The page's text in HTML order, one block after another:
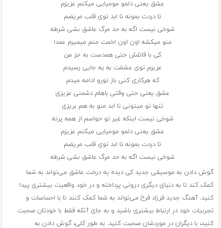
عشق یعنی دلمو مومیایی میکنم عزیزم
تا دردت بمونه تا ابد توی قلب مریضم
شوخی نیست اگه به حد مرگ عاشق بشی شرطه
منو میکشه اون اون اخمت منم میمیرم عمدا
کی با قاتلش حتی همدست به جز من
عزیزم توی عشقت به یه جایی رسیدم
که هرکاری کنی باز تورو ادامه میدم
عشق یعنی حتی وقتی باهام دشمنی عزیزی
تنها تو میتونی تا ابد منو به هم بریزی
شوخی نیست اینکه غیر تو حواسم از همه پرته
عشق یعنی دلمو مومیایی میکنم عزیزم
تا دردت بمونه تا ابد توی قلب مریضم
شوخی نیست اگه به حد مرگ عاشق بشی شرطه
گوش دادن به موسیقی جدید کی دیده یه درخت عاشق می‌تواند به شما
کمک کند تا به دنیای دیگری درونی پرداخته و در خود واقعیت بیشتری پیدا
کنید. آهنگ‌ جدید فرزاد فرخ می‌تواند به شما کمک کنند تا با احساسات و
تجربیات خود در ارتباط بیشتری باشید و به جای آنکه فقط با خودتان صحبت
کنید، با دیگران در موردشان صحبت کنید. به طور کلی، گوش دادن به